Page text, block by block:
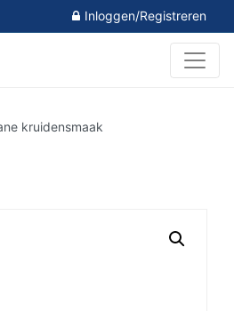
Inloggen/Registreren
kruidensmaak